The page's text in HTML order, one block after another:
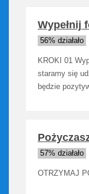
Wypełnij
56% działało
KROKI 01
staramy się
będzie
57% działało
OTRZYMAJ